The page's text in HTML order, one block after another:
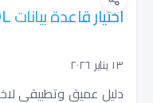
اختيار قاعدة بيانات NoSQL المناسبة: دليل عملي
١٣ يناير ٢٠٢٦